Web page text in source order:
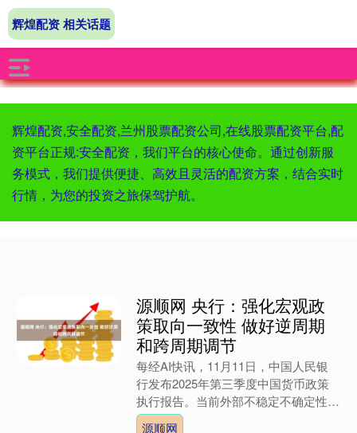
辉煌配资,安全配资,兰州股票配资公司,在线股票配资平台,配
资平台正规:安全配资，我们平台的核心使命。通过创新服
务模式，我们提供便捷、高效且灵活的配资方案，结合实时
行情，为您的投资之旅保驾护航。
辉煌配资 相关话题
源顺网 央行：强化宏观政
策取向一致性 做好逆周期
和跨周期调节
每经AI快讯，11月11日，中国人民银
行发布2025年第三季度中国货币政策
执行报告。当前外部不稳定不确定性因
素较多，国际经济贸易秩序遇到严峻挑
源顺网